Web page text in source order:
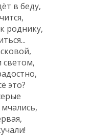
в беду,
роднику,
это?